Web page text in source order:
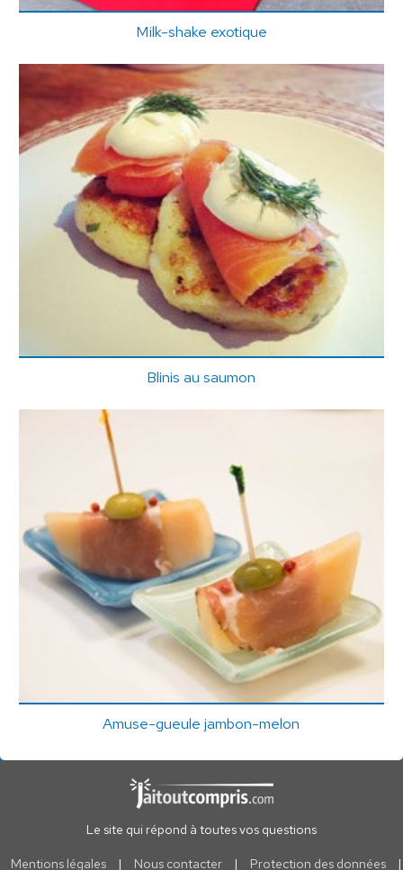
Milk-shake exotique
Blinis au saumon
Amuse-gueule jambon-melon
Le site qui répond à toutes vos questions
Mentions légales | Nous contacter | Protection des données |